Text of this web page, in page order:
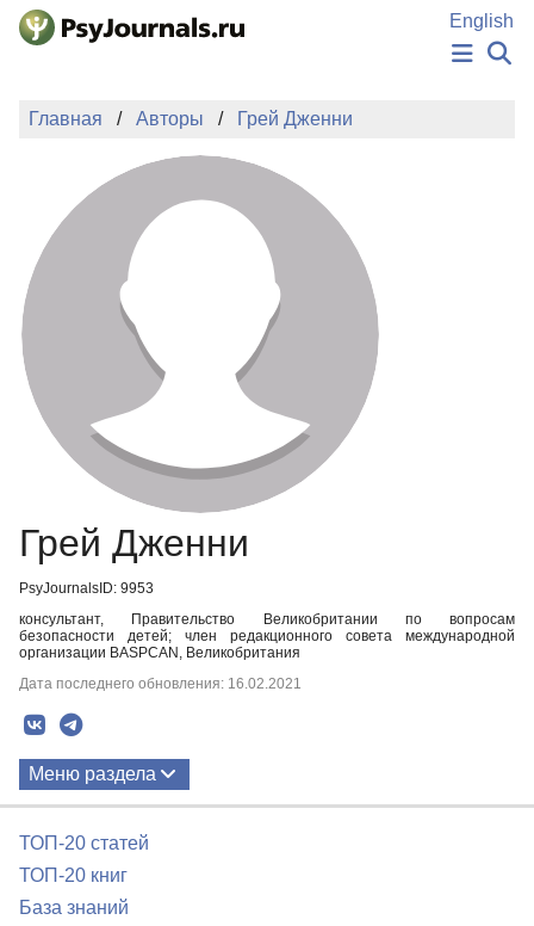
Перейти к основному содержанию
English
НОВОСТИ
АВТОРЫ
ПОДАТЬ РУКОПИСЬ
БАЗА ЗНАНИЙ
КЛЮЧЕВЫЕ СЛОВА
Регистрация
Главная Авторы Грей Дженни
Грей Дженни
PsyJournalsID: 9953
консультант, Правительство Великобритании по вопросам
безопасности детей; член редакционного совета международной
организации BASPCAN, Великобритания
Дата последнего обновления: 16.02.2021
Меню раздела
ТОП-20 статей
ТОП-20 книг
База знаний